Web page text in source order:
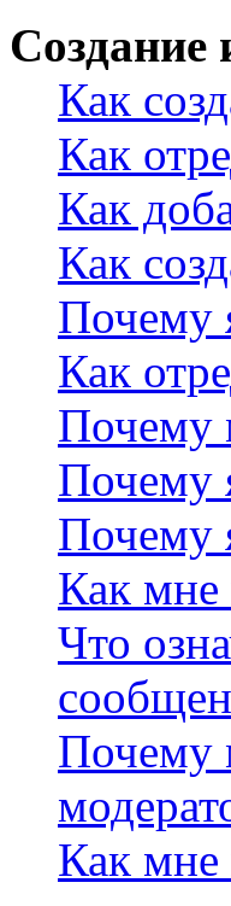
Создание
Как
Как
Как
Как
Почему
Как
Почему
Почему
Почему
Как мне
Что
Почему
Как мне